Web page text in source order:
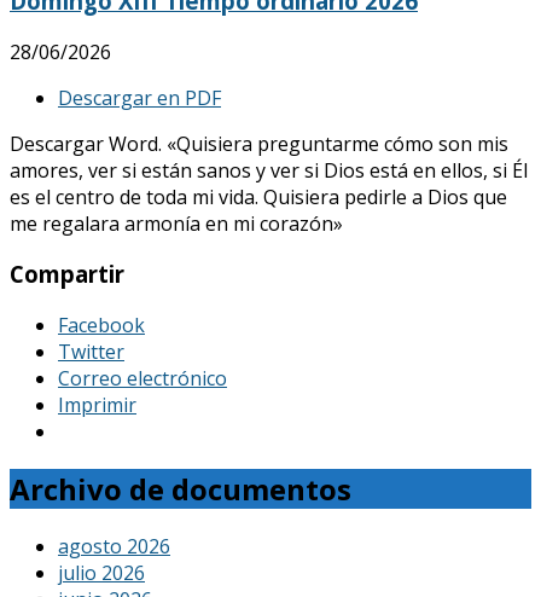
28/06/2026
Descargar en PDF
Descargar Word. «Quisiera preguntarme cómo son mis
amores, ver si están sanos y ver si Dios está en ellos, si Él
es el centro de toda mi vida. Quisiera pedirle a Dios que
me regalara armonía en mi corazón»
Compartir
Facebook
Twitter
Correo electrónico
Imprimir
Archivo de documentos
agosto 2026
julio 2026